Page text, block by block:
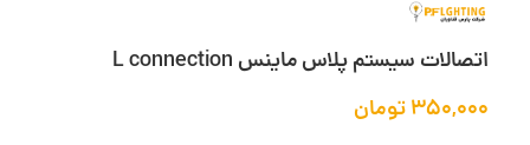
اتصالات سیستم پلاس ماینس L connection
۳۵۰,۰۰۰تومان